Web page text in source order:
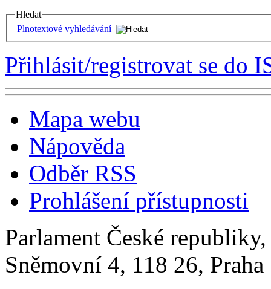
Hledat
Plnotextové vyhledávání
Přihlásit/registrovat se do
Mapa webu
Nápověda
Odběr RSS
Prohlášení přístupnosti
Parlament České
Sněmovní 4, 118 26,